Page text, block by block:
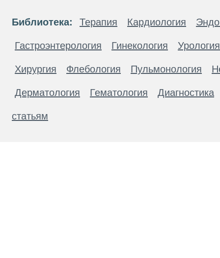
Библиотека: Терапия Кардиология
Гастроэнтерология Гинекология Урология
Хирургия Флебология Пульмонология
Дерматология Гематология Диагностика
статьям